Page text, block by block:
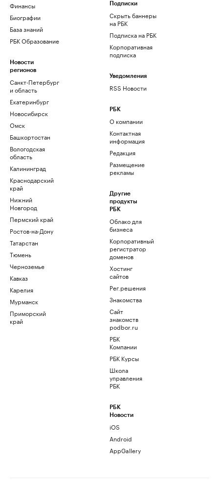
Финансы
Биографии
База знаний
РБК Образование
Новости
регионов
Санкт-Петербург
и область
Екатеринбург
Новосибирск
Омск
Башкортостан
Вологодская
область
Калининград
Краснодарский
край
Нижний
Новгород
Пермский край
Ростов-на-Дону
Татарстан
Тюмень
Черноземье
Кавказ
Карелия
Мурманск
Приморский
край
Подписки
Скрыть баннеры
на РБК
Подписка на РБК
Корпоративная
подписка
Уведомления
RSS Новости
РБК
О компании
Контактная
информация
Редакция
Размещение
рекламы
Другие
продукты
РБК
Облако для
бизнеса
Корпоративный
регистратор
доменов
Хостинг
сайтов
Рег.решения
Знакомства
Сайт
знакомств
podbor.ru
РБК
Компании
РБК Курсы
Школа
управления
РБК
РБК
Новости
iOS
Android
AppGallery